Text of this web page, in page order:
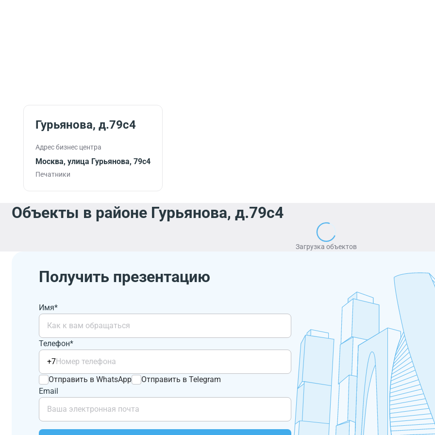
Гурьянова, д.79с4
Адрес бизнес центра
Москва, улица Гурьянова, 79с4
Печатники
Объекты в районе Гурьянова, д.79с4
Загрузка объектов
Получить презентацию
Имя*
Телефон*
+7
Отправить в WhatsApp
Отправить в Telegram
Email